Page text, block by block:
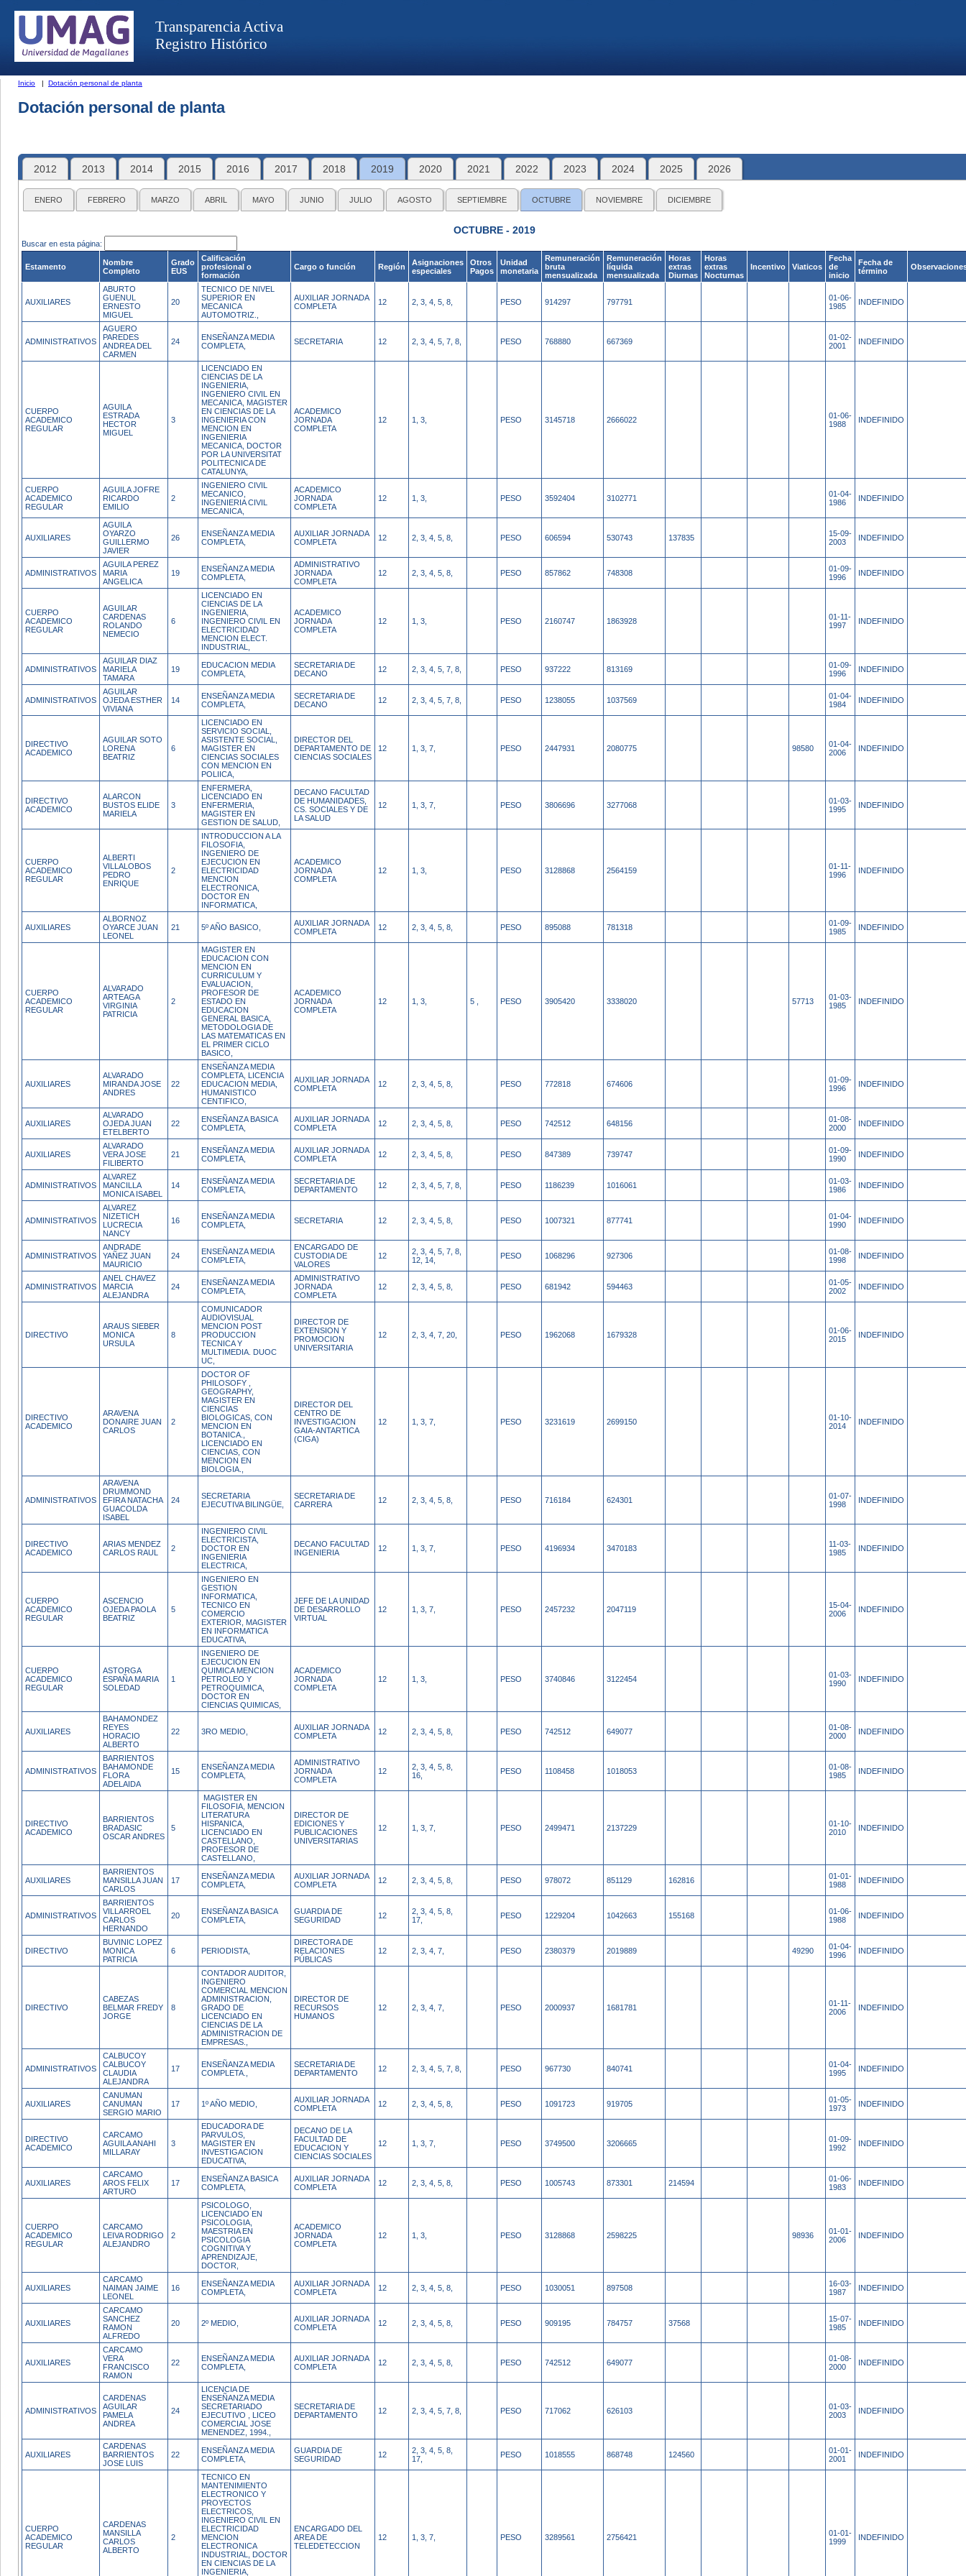
Transparencia Activa
Registro Histórico
Inicio | Dotación personal de planta
Dotación personal de planta
2012 2013 2014 2015 2016 2017 2018 2019 2020 2021 2022 2023 2024 2025 2026
ENERO FEBRERO MARZO ABRIL MAYO JUNIO JULIO AGOSTO SEPTIEMBRE OCTUBRE NOVIEMBRE DICIEMBRE
OCTUBRE - 2019
Buscar en esta página:
Estamento
Nombre
Completo
Grado
EUS
Calificación
profesional o
formación
Cargo o función Región
Asignaciones
especiales
Otros
Pagos
Unidad
monetaria
Remuneración
bruta
mensualizada
Remuneración
líquida
mensualizada
Horas
extras
Diurnas
Horas
extras
Nocturnas
Incentivo Viaticos
Fecha
de
inicio
Fecha de
término
AUXILIARES
ABURTO
GUENUL
ERNESTO
MIGUEL
20
TECNICO DE NIVEL
SUPERIOR EN
MECANICA
AUTOMOTRIZ.,
AUXILIAR JORNADA
COMPLETA
12 2, 3, 4, 5, 8, PESO 914297 797791
01-06-
1985
INDEFINIDO
ADMINISTRATIVOS
AGUERO
PAREDES
ANDREA DEL
CARMEN
24
ENSEÑANZA MEDIA
COMPLETA,
SECRETARIA 12 2, 3, 4, 5, 7, 8, PESO 768880 667369
01-02-
2001
INDEFINIDO
CUERPO
ACADEMICO
REGULAR
AGUILA
ESTRADA
HECTOR
MIGUEL
3
LICENCIADO EN
CIENCIAS DE LA
INGENIERIA,
INGENIERO CIVIL EN
MECANICA, MAGISTER
EN CIENCIAS DE LA
INGENIERIA CON
MENCION EN
INGENIERIA
MECANICA, DOCTOR
POR LA UNIVERSITAT
POLITECNICA DE
CATALUNYA,
ACADEMICO
JORNADA
COMPLETA
12 1, 3, PESO 3145718 2666022
01-06-
1988
INDEFINIDO
CUERPO
ACADEMICO
REGULAR
AGUILA JOFRE
RICARDO
EMILIO
2
INGENIERO CIVIL
MECANICO,
INGENIERIA CIVIL
MECANICA,
ACADEMICO
JORNADA
COMPLETA
12 1, 3, PESO 3592404 3102771
01-04-
1986
INDEFINIDO
AUXILIARES
AGUILA
OYARZO
GUILLERMO
JAVIER
26
ENSEÑANZA MEDIA
COMPLETA,
AUXILIAR JORNADA
COMPLETA
12 2, 3, 4, 5, 8, PESO 606594 530743 137835
15-09-
2003
INDEFINIDO
ADMINISTRATIVOS
AGUILA PEREZ
MARIA
ANGELICA
19
ENSEÑANZA MEDIA
COMPLETA,
ADMINISTRATIVO
JORNADA
COMPLETA
12 2, 3, 4, 5, 8, PESO 857862 748308
01-09-
1996
INDEFINIDO
CUERPO
ACADEMICO
REGULAR
AGUILAR
CARDENAS
ROLANDO
NEMECIO
6
LICENCIADO EN
CIENCIAS DE LA
INGENIERIA,
INGENIERO CIVIL EN
ELECTRICIDAD
MENCION ELECT.
INDUSTRIAL,
ACADEMICO
JORNADA
COMPLETA
12 1, 3, PESO 2160747 1863928
01-11-
1997
INDEFINIDO
ADMINISTRATIVOS
AGUILAR DIAZ
MARIELA
TAMARA
19
EDUCACION MEDIA
COMPLETA,
SECRETARIA DE
DECANO
12 2, 3, 4, 5, 7, 8, PESO 937222 813169
01-09-
1996
INDEFINIDO
ADMINISTRATIVOS
AGUILAR
OJEDA ESTHER
VIVIANA
14
ENSEÑANZA MEDIA
COMPLETA,
SECRETARIA DE
DECANO
12 2, 3, 4, 5, 7, 8, PESO 1238055 1037569
01-04-
1984
INDEFINIDO
DIRECTIVO
ACADEMICO
AGUILAR SOTO
LORENA
BEATRIZ
6
LICENCIADO EN
SERVICIO SOCIAL,
ASISTENTE SOCIAL,
MAGISTER EN
CIENCIAS SOCIALES
CON MENCION EN
POLIICA,
DIRECTOR DEL
DEPARTAMENTO DE
CIENCIAS SOCIALES
12 1, 3, 7, PESO 2447931 2080775 98580
01-04-
2006
INDEFINIDO
DIRECTIVO
ACADEMICO
ALARCON
BUSTOS ELIDE
MARIELA
3
ENFERMERA,
LICENCIADO EN
ENFERMERIA,
MAGISTER EN
GESTION DE SALUD,
DECANO FACULTAD
DE HUMANIDADES,
CS. SOCIALES Y DE
LA SALUD
12 1, 3, 7, PESO 3806696 3277068
01-03-
1995
INDEFINIDO
CUERPO
ACADEMICO
REGULAR
ALBERTI
VILLALOBOS
PEDRO
ENRIQUE
2
INTRODUCCION A LA
FILOSOFIA,
INGENIERO DE
EJECUCION EN
ELECTRICIDAD
MENCION
ELECTRONICA,
DOCTOR EN
INFORMATICA,
ACADEMICO
JORNADA
COMPLETA
12 1, 3, PESO 3128868 2564159
01-11-
1996
INDEFINIDO
AUXILIARES
ALBORNOZ
OYARCE JUAN
LEONEL
21 5º AÑO BASICO,
AUXILIAR JORNADA
COMPLETA
12 2, 3, 4, 5, 8, PESO 895088 781318
01-09-
1985
INDEFINIDO
CUERPO
ACADEMICO
REGULAR
ALVARADO
ARTEAGA
VIRGINIA
PATRICIA
2
MAGISTER EN
EDUCACION CON
MENCION EN
CURRICULUM Y
EVALUACION,
PROFESOR DE
ESTADO EN
EDUCACION
GENERAL BASICA,
METODOLOGIA DE
LAS MATEMATICAS EN
EL PRIMER CICLO
BASICO,
ACADEMICO
JORNADA
COMPLETA
12 1, 3, 5 , PESO 3905420 3338020 57713
01-03-
1985
INDEFINIDO
AUXILIARES
ALVARADO
MIRANDA JOSE
ANDRES
22
ENSEÑANZA MEDIA
COMPLETA, LICENCIA
EDUCACION MEDIA,
HUMANISTICO
CENTIFICO,
AUXILIAR JORNADA
COMPLETA
12 2, 3, 4, 5, 8, PESO 772818 674606
01-09-
1996
INDEFINIDO
AUXILIARES
ALVARADO
OJEDA JUAN
ETELBERTO
22
ENSEÑANZA BASICA
COMPLETA,
AUXILIAR JORNADA
COMPLETA
12 2, 3, 4, 5, 8, PESO 742512 648156
01-08-
2000
INDEFINIDO
AUXILIARES
ALVARADO
VERA JOSE
FILIBERTO
21
ENSEÑANZA MEDIA
COMPLETA,
AUXILIAR JORNADA
COMPLETA
12 2, 3, 4, 5, 8, PESO 847389 739747
01-09-
1990
INDEFINIDO
ADMINISTRATIVOS
ALVAREZ
MANCILLA
MONICA ISABEL
14
ENSEÑANZA MEDIA
COMPLETA,
SECRETARIA DE
DEPARTAMENTO
12 2, 3, 4, 5, 7, 8, PESO 1186239 1016061
01-03-
1986
INDEFINIDO
ADMINISTRATIVOS
ALVAREZ
NIZETICH
LUCRECIA
NANCY
16
ENSEÑANZA MEDIA
COMPLETA,
SECRETARIA 12 2, 3, 4, 5, 8, PESO 1007321 877741
01-04-
1990
INDEFINIDO
ADMINISTRATIVOS
ANDRADE
YAÑEZ JUAN
MAURICIO
24
ENSEÑANZA MEDIA
COMPLETA,
ENCARGADO DE
CUSTODIA DE
VALORES
12
2, 3, 4, 5, 7, 8,
12, 14,
PESO 1068296 927306
01-08-
1998
INDEFINIDO
ADMINISTRATIVOS
ANEL CHAVEZ
MARCIA
ALEJANDRA
24
ENSEÑANZA MEDIA
COMPLETA,
ADMINISTRATIVO
JORNADA
COMPLETA
12 2, 3, 4, 5, 8, PESO 681942 594463
01-05-
2002
INDEFINIDO
DIRECTIVO
ARAUS SIEBER
MONICA
URSULA
8
COMUNICADOR
AUDIOVISUAL
MENCION POST
PRODUCCION
TECNICA Y
MULTIMEDIA. DUOC
UC,
DIRECTOR DE
EXTENSION Y
PROMOCION
UNIVERSITARIA
12 2, 3, 4, 7, 20, PESO 1962068 1679328
01-06-
2015
INDEFINIDO
DIRECTIVO
ACADEMICO
ARAVENA
DONAIRE JUAN
CARLOS
2
DOCTOR OF
PHILOSOFY ,
GEOGRAPHY,
MAGISTER EN
CIENCIAS
BIOLOGICAS, CON
MENCION EN
BOTANICA.,
LICENCIADO EN
CIENCIAS, CON
MENCION EN
BIOLOGIA.,
DIRECTOR DEL
CENTRO DE
INVESTIGACION
GAIA-ANTARTICA
(CIGA)
12 1, 3, 7, PESO 3231619 2699150
01-10-
2014
INDEFINIDO
ADMINISTRATIVOS
ARAVENA
DRUMMOND
EFIRA NATACHA
GUACOLDA
ISABEL
24
SECRETARIA
EJECUTIVA BILINGÜE,
SECRETARIA DE
CARRERA
12 2, 3, 4, 5, 8, PESO 716184 624301
01-07-
1998
INDEFINIDO
DIRECTIVO
ACADEMICO
ARIAS MENDEZ
CARLOS RAUL
2
INGENIERO CIVIL
ELECTRICISTA,
DOCTOR EN
INGENIERIA
ELECTRICA,
DECANO FACULTAD
INGENIERIA
12 1, 3, 7, PESO 4196934 3470183
11-03-
1985
INDEFINIDO
CUERPO
ACADEMICO
REGULAR
ASCENCIO
OJEDA PAOLA
BEATRIZ
5
INGENIERO EN
GESTION
INFORMATICA,
TECNICO EN
COMERCIO
EXTERIOR, MAGISTER
EN INFORMATICA
EDUCATIVA,
JEFE DE LA UNIDAD
DE DESARROLLO
VIRTUAL
12 1, 3, 7, PESO 2457232 2047119
15-04-
2006
INDEFINIDO
CUERPO
ACADEMICO
REGULAR
ASTORGA
ESPAÑA MARIA
SOLEDAD
1
INGENIERO DE
EJECUCION EN
QUIMICA MENCION
PETROLEO Y
PETROQUIMICA,
DOCTOR EN
CIENCIAS QUIMICAS,
ACADEMICO
JORNADA
COMPLETA
12 1, 3, PESO 3740846 3122454
01-03-
1990
INDEFINIDO
AUXILIARES
BAHAMONDEZ
REYES
HORACIO
ALBERTO
22 3RO MEDIO,
AUXILIAR JORNADA
COMPLETA
12 2, 3, 4, 5, 8, PESO 742512 649077
01-08-
2000
INDEFINIDO
ADMINISTRATIVOS
BARRIENTOS
BAHAMONDE
FLORA
ADELAIDA
15
ENSEÑANZA MEDIA
COMPLETA,
ADMINISTRATIVO
JORNADA
COMPLETA
12
2, 3, 4, 5, 8,
16,
PESO 1108458 1018053
01-08-
1985
INDEFINIDO
DIRECTIVO
ACADEMICO
BARRIENTOS
BRADASIC
OSCAR ANDRES
5
MAGISTER EN
FILOSOFIA, MENCION
LITERATURA
HISPANICA,
LICENCIADO EN
CASTELLANO,
PROFESOR DE
CASTELLANO,
DIRECTOR DE
EDICIONES Y
PUBLICACIONES
UNIVERSITARIAS
12 1, 3, 7, PESO 2499471 2137229
01-10-
2010
INDEFINIDO
AUXILIARES
BARRIENTOS
MANSILLA JUAN
CARLOS
17
ENSEÑANZA MEDIA
COMPLETA,
AUXILIAR JORNADA
COMPLETA
12 2, 3, 4, 5, 8, PESO 978072 851129 162816
01-01-
1988
INDEFINIDO
ADMINISTRATIVOS
BARRIENTOS
VILLARROEL
CARLOS
HERNANDO
20
ENSEÑANZA BASICA
COMPLETA,
GUARDIA DE
SEGURIDAD
12
2, 3, 4, 5, 8,
17,
PESO 1229204 1042663 155168
01-06-
1988
INDEFINIDO
DIRECTIVO
BUVINIC LOPEZ
MONICA
PATRICIA
6 PERIODISTA,
DIRECTORA DE
RELACIONES
PÚBLICAS
12 2, 3, 4, 7, PESO 2380379 2019889 49290
01-04-
1996
INDEFINIDO
DIRECTIVO
CABEZAS
BELMAR FREDY
JORGE
8
CONTADOR AUDITOR,
INGENIERO
COMERCIAL MENCION
ADMINISTRACION,
GRADO DE
LICENCIADO EN
CIENCIAS DE LA
ADMINISTRACION DE
EMPRESAS.,
DIRECTOR DE
RECURSOS
HUMANOS
12 2, 3, 4, 7, PESO 2000937 1681781
01-11-
2006
INDEFINIDO
ADMINISTRATIVOS
CALBUCOY
CALBUCOY
CLAUDIA
ALEJANDRA
17
ENSEÑANZA MEDIA
COMPLETA.,
SECRETARIA DE
DEPARTAMENTO
12 2, 3, 4, 5, 7, 8, PESO 967730 840741
01-04-
1995
INDEFINIDO
AUXILIARES
CANUMAN
CANUMAN
SERGIO MARIO
17 1º AÑO MEDIO,
AUXILIAR JORNADA
COMPLETA
12 2, 3, 4, 5, 8, PESO 1091723 919705
01-05-
1973
INDEFINIDO
DIRECTIVO
ACADEMICO
CARCAMO
AGUILA ANAHI
MILLARAY
3
EDUCADORA DE
PARVULOS,
MAGISTER EN
INVESTIGACION
EDUCATIVA,
DECANO DE LA
FACULTAD DE
EDUCACION Y
CIENCIAS SOCIALES
12 1, 3, 7, PESO 3749500 3206665
01-09-
1992
INDEFINIDO
AUXILIARES
CARCAMO
AROS FELIX
ARTURO
17
ENSEÑANZA BASICA
COMPLETA,
AUXILIAR JORNADA
COMPLETA
12 2, 3, 4, 5, 8, PESO 1005743 873301 214594
01-06-
1983
INDEFINIDO
CUERPO
ACADEMICO
REGULAR
CARCAMO
LEIVA RODRIGO
ALEJANDRO
2
PSICOLOGO,
LICENCIADO EN
PSICOLOGIA,
MAESTRIA EN
PSICOLOGIA
COGNITIVA Y
APRENDIZAJE,
DOCTOR,
ACADEMICO
JORNADA
COMPLETA
12 1, 3, PESO 3128868 2598225 98936
01-01-
2006
INDEFINIDO
AUXILIARES
CARCAMO
NAIMAN JAIME
LEONEL
16
ENSEÑANZA MEDIA
COMPLETA,
AUXILIAR JORNADA
COMPLETA
12 2, 3, 4, 5, 8, PESO 1030051 897508
16-03-
1987
INDEFINIDO
AUXILIARES
CARCAMO
SANCHEZ
RAMON
ALFREDO
20 2º MEDIO,
AUXILIAR JORNADA
COMPLETA
12 2, 3, 4, 5, 8, PESO 909195 784757 37568
15-07-
1985
INDEFINIDO
AUXILIARES
CARCAMO
VERA
FRANCISCO
RAMON
22
ENSEÑANZA MEDIA
COMPLETA,
AUXILIAR JORNADA
COMPLETA
12 2, 3, 4, 5, 8, PESO 742512 649077
01-08-
2000
INDEFINIDO
ADMINISTRATIVOS
CARDENAS
AGUILAR
PAMELA
ANDREA
24
LICENCIA DE
ENSEÑANZA MEDIA
SECRETARIADO
EJECUTIVO , LICEO
COMERCIAL JOSE
MENENDEZ, 1994.,
SECRETARIA DE
DEPARTAMENTO
12 2, 3, 4, 5, 7, 8, PESO 717062 626103
01-03-
2003
INDEFINIDO
AUXILIARES
CARDENAS
BARRIENTOS
JOSE LUIS
22
ENSEÑANZA MEDIA
COMPLETA,
GUARDIA DE
SEGURIDAD
12
2, 3, 4, 5, 8,
17,
PESO 1018555 868748 124560
01-01-
2001
INDEFINIDO
CUERPO
ACADEMICO
REGULAR
CARDENAS
MANSILLA
CARLOS
ALBERTO
2
TECNICO EN
MANTENIMIENTO
ELECTRONICO Y
PROYECTOS
ELECTRICOS,
INGENIERO CIVIL EN
ELECTRICIDAD
MENCION
ELECTRONICA
INDUSTRIAL, DOCTOR
EN CIENCIAS DE LA
INGENIERIA,
ENCARGADO DEL
AREA DE
TELEDETECCION
12 1, 3, 7, PESO 3289561 2756421
01-01-
1999
INDEFINIDO